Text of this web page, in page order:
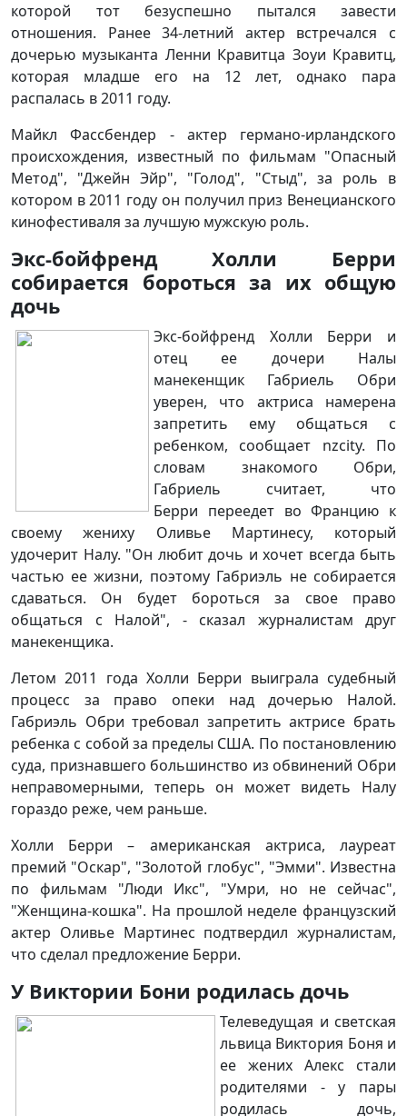
которой тот безуспешно пытался завести
отношения. Ранее 34-летний актер встречался с
дочерью музыканта Ленни Кравитца Зоуи Кравитц,
которая младше его на 12 лет, однако пара
распалась в 2011 году.
Майкл Фассбендер - актер германо-ирландского
происхождения, известный по фильмам "Опасный
Метод", "Джейн Эйр", "Голод", "Стыд", за роль в
котором в 2011 году он получил приз Венецианского
кинофестиваля за лучшую мужскую роль.
Экс-бойфренд Холли Берри
собирается бороться за их общую
дочь
Экс-бойфренд Холли Берри и
отец ее дочери Налы
манекенщик Габриель Обри
уверен, что актриса намерена
запретить ему общаться с
ребенком, сообщает nzcity. По
словам знакомого Обри,
Габриель считает, что
Берри переедет во Францию к
своему жениху Оливье Мартинесу, который
удочерит Налу. "Он любит дочь и хочет всегда быть
частью ее жизни, поэтому Габриэль не собирается
сдаваться. Он будет бороться за свое право
общаться с Налой", - сказал журналистам друг
манекенщика.
Летом 2011 года Холли Берри выиграла судебный
процесс за право опеки над дочерью Налой.
Габриэль Обри требовал запретить актрисе брать
ребенка с собой за пределы США. По постановлению
суда, признавшего большинство из обвинений Обри
неправомерными, теперь он может видеть Налу
гораздо реже, чем раньше.
Холли Берри – американская актриса, лауреат
премий "Оскар", "Золотой глобус", "Эмми". Известна
по фильмам "Люди Икс", "Умри, но не сейчас",
"Женщина-кошка". На прошлой неделе французский
актер Оливье Мартинес подтвердил журналистам,
что сделал предложение Берри.
У Виктории Бони родилась дочь
Телеведущая и светская
львица Виктория Боня и
ее жених Алекс стали
родителями - у пары
родилась дочь,